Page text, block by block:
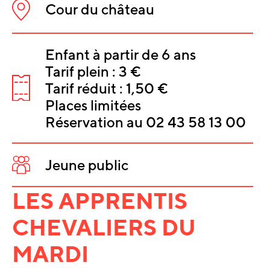
SUR
Lieu
:
Cour du château
Tarifs
Enfant à partir de 6 ans
Tarif plein : 3 €
Tarif réduit : 1,50 €
Places limitées
Réservation au 02 43 58 13 00
Public
:
Jeune public
LES APPRENTIS
CHEVALIERS DU
MARDI